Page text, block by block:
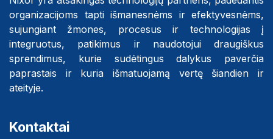
organizacijoms tapti išmanesnėms ir efektyvesnėms,
sujungiant žmones, procesus ir technologijas į
integruotus, patikimus ir naudotojui draugiškus
sprendimus, kurie sudėtingus dalykus paverčia
paprastais ir kuria išmatuojamą vertę šiandien ir
ateityje.
Kontaktai